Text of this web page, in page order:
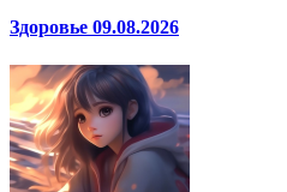
Здоровье 09.08.2026